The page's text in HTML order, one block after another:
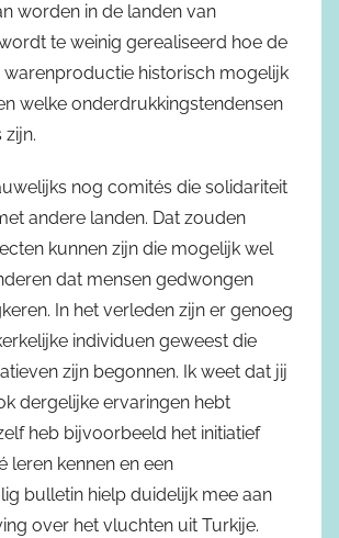
worden in de landen van
te weinig gerealiseerd hoe de
warenproductie historisch mogelijk
welke onderdrukkingstendensen
nog comités die solidariteit
andere landen. Dat zouden
kunnen zijn die mogelijk wel
dat mensen gedwongen
In het verleden zijn er genoeg
individuen geweest die
zijn begonnen. Ik weet dat jij
dergelijke ervaringen hebt
heb bijvoorbeeld het initiatief
leren kennen en een
bulletin hielp duidelijk mee aan
over het vluchten uit Turkije.